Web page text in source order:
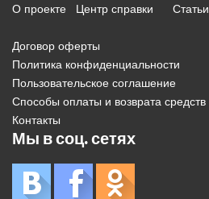
О проекте
Центр справки Статьи
Договор оферты
Политика конфиденциальности
Пользовательское соглашение
Способы оплаты и возврата средств
Контакты
Мы в соц. сетях